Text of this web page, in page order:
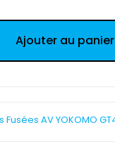
Ajouter au panier